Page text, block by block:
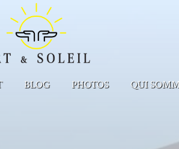
BLOG PHOTOS QUI